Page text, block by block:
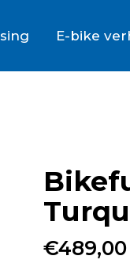
E-bike
€489,00